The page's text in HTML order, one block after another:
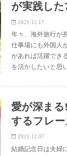
が実践し
2021.12.17
年々、海外旅行が
仕事場にも外国人
があれば活躍でき
を活かしたいと思
愛が深ま
するフレ
2021.12.07
結婚記念日は夫婦